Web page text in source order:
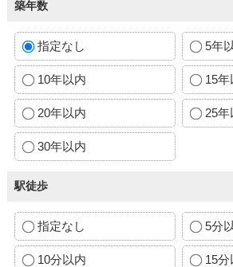
築年数
指定なし 5年
10年以内 15年
20年以内 25年
30年以内
駅徒歩
指定なし 5分
10分以内 15分